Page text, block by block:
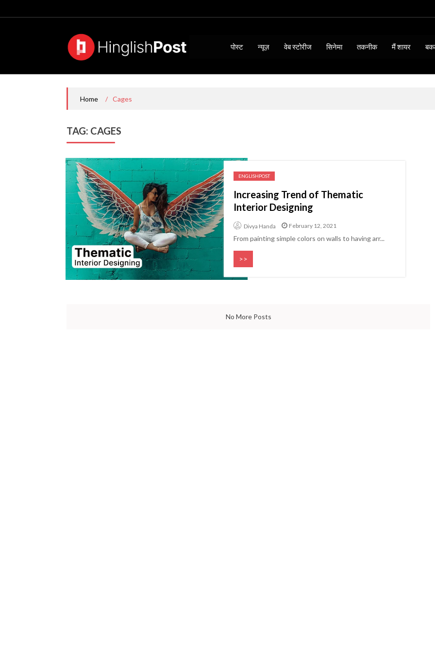
पोस्ट न्यूज़ वेब स्टोरीज सिनेमा तकनीक मैं शायर
Home / Cages
TAG: CAGES
ENGLISHPOST
Increasing Trend of Thematic
Interior Designing
Divya Handa February 12, 2021
From painting simple colors on walls to having arr...
>>
No More Posts
BIOGRAPHY & QUOTES
Dr. APJ Abdul Kalam
BIOGRAPHY & QUOTES